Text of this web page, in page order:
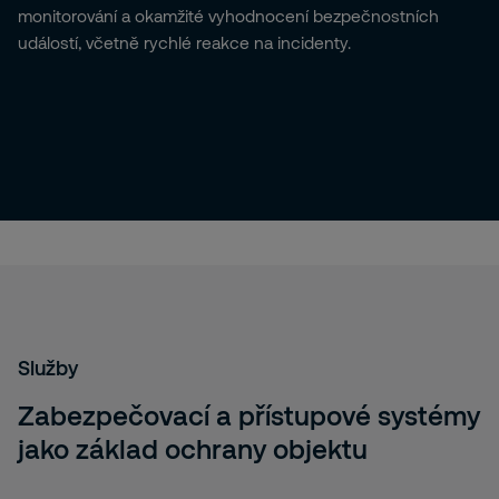
monitorování a okamžité vyhodnocení bezpečnostních
událostí, včetně rychlé reakce na incidenty.
Služby
Zabezpečovací a přístupové systémy
jako základ ochrany objektu